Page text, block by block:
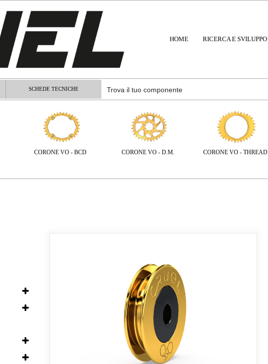
HOME RICERCA E SVILUPPO
SCHEDE TECNICHE
CORONE VO - BCD CORONE VO - D.M. CORONE VO - THREAD